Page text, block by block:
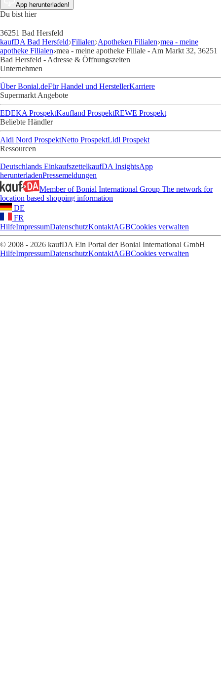
App herunterladen!
Du bist hier
36251 Bad Hersfeld
kaufDA Bad Hersfeld Filialen Apotheken Filialen mea - meine
apotheke Filialen mea - meine apotheke Filiale - Am Markt 32, 36251
Bad Hersfeld - Adresse & Öffnungszeiten
Unternehmen
Über Bonial.deFür Handel und HerstellerKarriere
Supermarkt Angebote
EDEKA ProspektKaufland ProspektREWE Prospekt
Beliebte Händler
Aldi Nord ProspektNetto ProspektLidl Prospekt
Ressourcen
Deutschlands EinkaufszettelkaufDA InsightsApp
herunterladenPressemeldungen
Member of Bonial International Group The network for
location based shopping information
DE
FR
HilfeImpressumDatenschutzKontaktAGBCookies verwalten
© 2008 - 2026 kaufDA Ein Portal der Bonial International GmbH
HilfeImpressumDatenschutzKontaktAGBCookies verwalten